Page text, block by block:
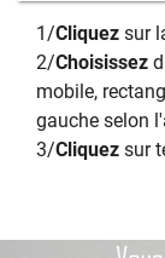
1/Cliquez sur
2/Choisissez
mobile,
gauche selon
3/Cliquez sur